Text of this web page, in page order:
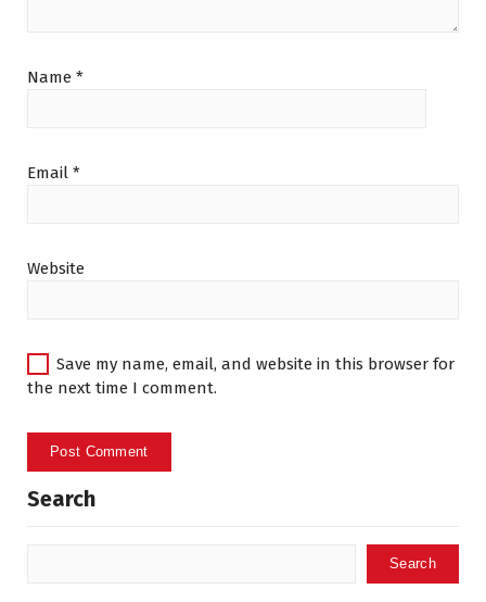
Name *
Email *
Website
Save my name, email, and website in this browser for
the next time I comment.
Search
Search